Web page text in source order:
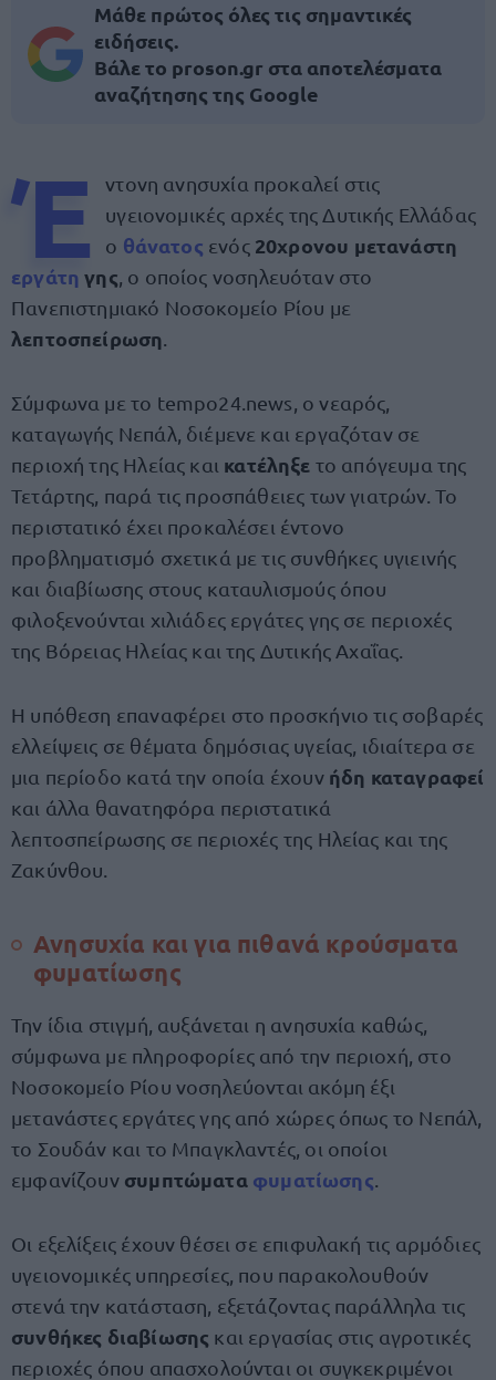
Μάθε πρώτος όλες τις σημαντικές
ειδήσεις.
Βάλε το proson.gr στα αποτελέσματα
αναζήτησης της Google
Έ
ντονη ανησυχία προκαλεί στις
υγειονομικές αρχές της Δυτικής Ελλάδας
ο θάνατος ενός 20χρονου μετανάστη
εργάτη γης , ο οποίος νοσηλευόταν στο
Πανεπιστημιακό Νοσοκομείο Ρίου με
λεπτοσπείρωση
Σύμφωνα με το tempo24.news, ο νεαρός,
καταγωγής Νεπάλ, διέμενε και εργαζόταν σε
περιοχή της Ηλείας και κατέληξε το απόγευμα της
Τετάρτης, παρά τις προσπάθειες των γιατρών. Το
περιστατικό έχει προκαλέσει έντονο
προβληματισμό σχετικά με τις συνθήκες υγιεινής
και διαβίωσης στους καταυλισμούς όπου
φιλοξενούνται χιλιάδες εργάτες γης σε περιοχές
της Βόρειας Ηλείας και της Δυτικής Αχαΐας.
Η υπόθεση επαναφέρει στο προσκήνιο τις σοβαρές
ελλείψεις σε θέματα δημόσιας υγείας, ιδιαίτερα σε
μια περίοδο κατά την οποία έχουν ήδη καταγραφεί
και άλλα θανατηφόρα περιστατικά
λεπτοσπείρωσης σε περιοχές της Ηλείας και της
Ζακύνθου.
Ανησυχία και για πιθανά κρούσματα
φυματίωσης
Την ίδια στιγμή, αυξάνεται η ανησυχία καθώς,
σύμφωνα με πληροφορίες από την περιοχή, στο
Νοσοκομείο Ρίου νοσηλεύονται ακόμη έξι
μετανάστες εργάτες γης από χώρες όπως το Νεπάλ,
το Σουδάν και το Μπαγκλαντές, οι οποίοι
εμφανίζουν συμπτώματα φυματίωσης
Οι εξελίξεις έχουν θέσει σε επιφυλακή τις αρμόδιες
υγειονομικές υπηρεσίες, που παρακολουθούν
στενά την κατάσταση, εξετάζοντας παράλληλα τις
συνθήκες διαβίωσης και εργασίας στις αγροτικές
περιοχές όπου απασχολούνται οι συγκεκριμένοι